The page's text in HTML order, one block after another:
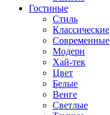
Гостиные
Стиль
Классические
Современные
Модерн
Хай-тек
Цвет
Белые
Венге
Светлые